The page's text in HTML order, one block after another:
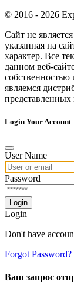
© 2016 - 2026
Сайт не
указанная на
характер. Все
данном веб-
являемся
представленных
Login Your Account
User Name
Password
Login
Login
Don't have
Forgot Password?
Ваш запрос